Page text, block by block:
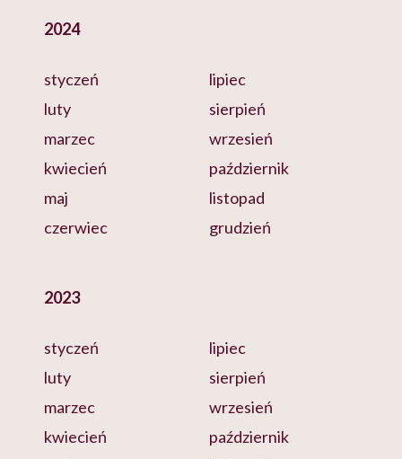
2024
styczeń
luty
marzec
kwiecień
maj
czerwiec
lipiec
sierpień
wrzesień
październik
listopad
grudzień
2023
styczeń
luty
marzec
kwiecień
lipiec
sierpień
wrzesień
październik